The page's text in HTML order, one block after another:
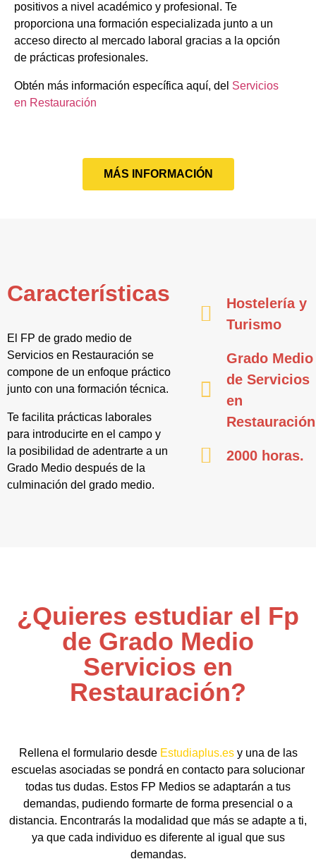
positivos a nivel académico y profesional. Te
proporciona una formación especializada junto a un
acceso directo al mercado laboral gracias a la opción
de prácticas profesionales.
Obtén más información específica aquí, del Servicios
en Restauración
MÁS INFORMACIÓN
Características
El FP de grado medio de
Servicios en Restauración se
compone de un enfoque práctico
junto con una formación técnica.
Te facilita prácticas laborales
para introducirte en el campo y
la posibilidad de adentrarte a un
Grado Medio después de la
culminación del grado medio.
Hostelería y
Turismo
Grado Medio
de Servicios
en
Restauración
2000 horas.
¿Quieres estudiar el Fp
de Grado Medio
Servicios en
Restauración?
Rellena el formulario desde Estudiaplus.esy una de las
escuelas asociadas se pondrá en contacto para solucionar
todas tus dudas. Estos FP Medios se adaptarán a tus
demandas, pudiendo formarte de forma presencial o a
distancia. Encontrarás la modalidad que más se adapte a ti,
ya que cada individuo es diferente al igual que sus
demandas.